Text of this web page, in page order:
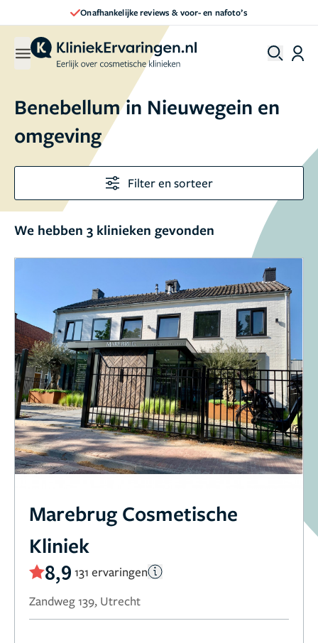
Onafhankelijke reviews & voor- en nafoto’s
Benebellum in Nieuwegein en
omgeving
Filter en sorteer
We hebben 3 klinieken gevonden
Marebrug Cosmetische
Kliniek
8,9 131 ervaringen
Zandweg 139, Utrecht